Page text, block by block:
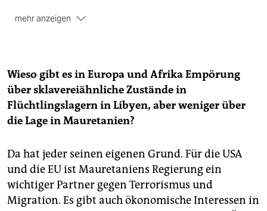
mehr anzeigen
Verbrechen gegen die Menschlichkeit eingestuft.
Aber bislang hatten Gerichte das ignoriert.
Wieso gibt es in Europa und Afrika Empörung
über sklavereiähnliche Zustände in
Flüchtlingslagern in Libyen, aber weniger über
die Lage in Mauretanien?
Da hat jeder seinen eigenen Grund. Für die USA
und die EU ist Mauretaniens Regierung ein
wichtiger Partner gegen Terrorismus und
Migration. Es gibt auch ökonomische Interessen in